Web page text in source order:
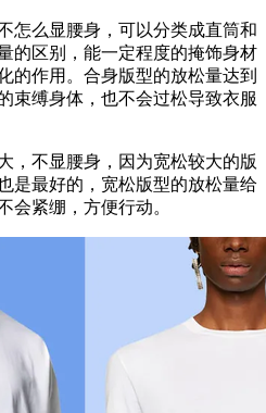
么显腰身，可以分类成直筒和
的区别，能一定程度的掩饰身材
的作用。合身版型的放松量达到
束缚身体，也不会过松导致衣服
不显腰身，因为宽松较大的版
是最好的，宽松版型的放松量给
会紧绷，方便行动。